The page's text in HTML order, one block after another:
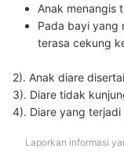
Anak menangis
Pada bayi yang
terasa cekung
2). Anak diare
3). Diare tidak
4). Diare yang
Laporkan informasi